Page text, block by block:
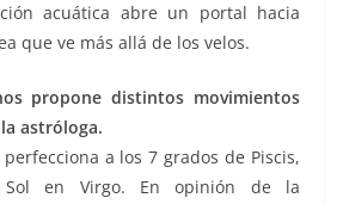
acuática abre un portal hacia
que ve más allá de los velos.
propone distintos movimientos
astróloga.
a los 7 grados de Piscis,
en Virgo. En opinión de la